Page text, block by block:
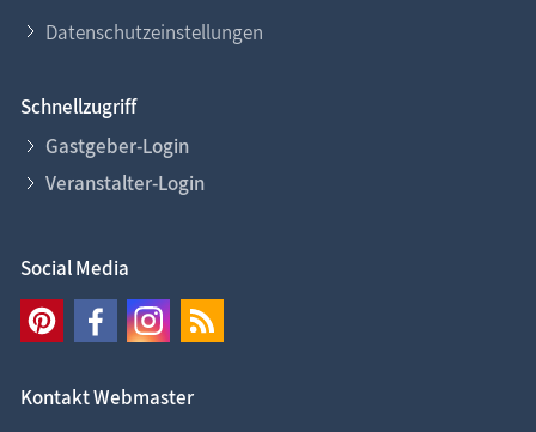
Datenschutzeinstellungen
Schnellzugriff
Gastgeber-Login
Veranstalter-Login
Social Media
Kontakt Webmaster